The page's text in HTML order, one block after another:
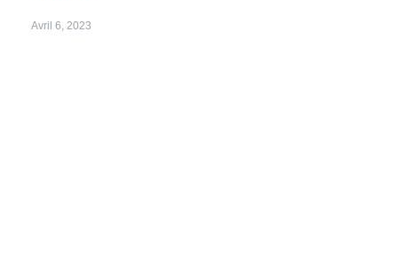
Avril 6, 2023